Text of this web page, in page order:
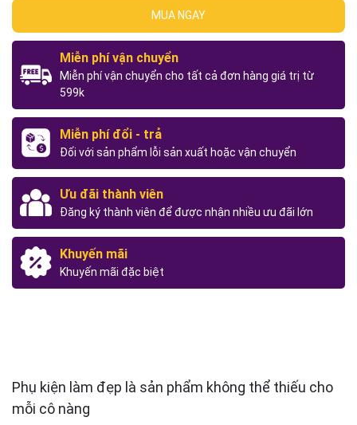
MUA NGAY
Miễn phí vận chuyển
Miễn phí vận chuyển cho tất cả đơn hàng giá trị từ
599k
Miễn phí đổi - trả
Đối với sản phẩm lỗi sản xuất hoặc vận chuyển
Ưu đãi thành viên
Đăng ký thành viên để được nhận nhiều ưu đãi lớn
Khuyến mãi
Khuyến mãi đặc biệt
Phụ kiện làm đẹp là sản phẩm không thể thiếu cho
mỗi cô nàng